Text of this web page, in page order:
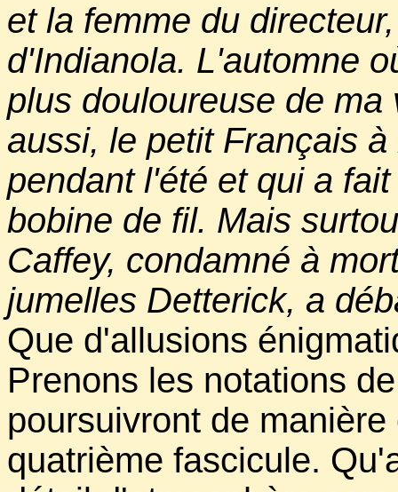
et la femme du
d'Indianola. L'automne
plus douloureuse de
aussi, le petit Français
pendant l'été et qui a
bobine de fil. Mais
Caffey, condamné à
jumelles Detterick, a
Que d'allusions
Prenons les notations
poursuivront de
quatrième fascicule.